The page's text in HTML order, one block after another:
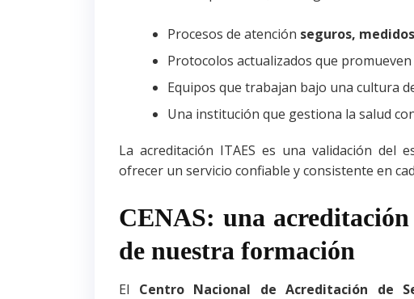
Procesos de atención seguros,
Protocolos actualizados que promueven
Equipos que trabajan bajo una cultura
Una institución que gestiona la salud
La acreditación ITAES es una validación del
ofrecer un servicio confiable y consistente en
CENAS: una
de nuestra formación
El Centro Nacional de Acreditación de